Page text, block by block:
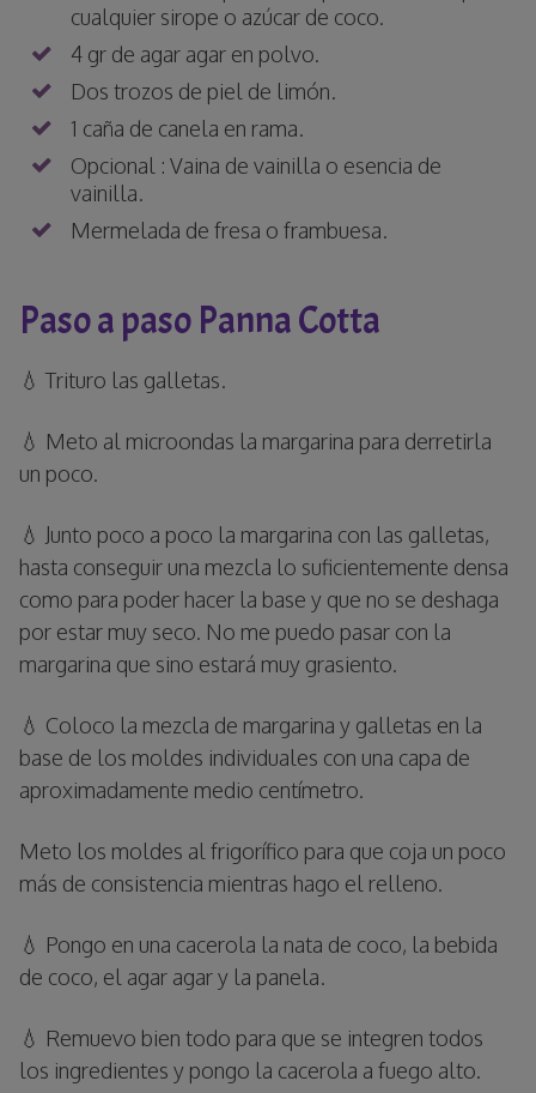
cualquier sirope o azúcar de coco.
4 gr de agar agar en polvo.
Dos trozos de piel de limón.
1 caña de canela en rama.
Opcional : Vaina de vainilla o esencia de
vainilla.
Mermelada de fresa o frambuesa.
Paso a paso Panna Cotta
💧 Trituro las galletas.
💧 Meto al microondas la margarina para derretirla
un poco.
💧 Junto poco a poco la margarina con las galletas,
hasta conseguir una mezcla lo suficientemente densa
como para poder hacer la base y que no se deshaga
por estar muy seco. No me puedo pasar con la
margarina que sino estará muy grasiento.
💧 Coloco la mezcla de margarina y galletas en la
base de los moldes individuales con una capa de
aproximadamente medio centímetro.
Meto los moldes al frigorífico para que coja un poco
más de consistencia mientras hago el relleno.
💧 Pongo en una cacerola la nata de coco, la bebida
de coco, el agar agar y la panela.
💧 Remuevo bien todo para que se integren todos
los ingredientes y pongo la cacerola a fuego alto.